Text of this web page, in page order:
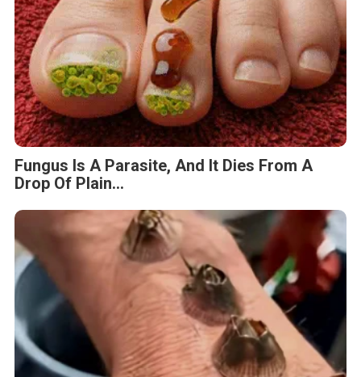
Fungus Is A Parasite, And It Dies From A
Drop Of Plain...